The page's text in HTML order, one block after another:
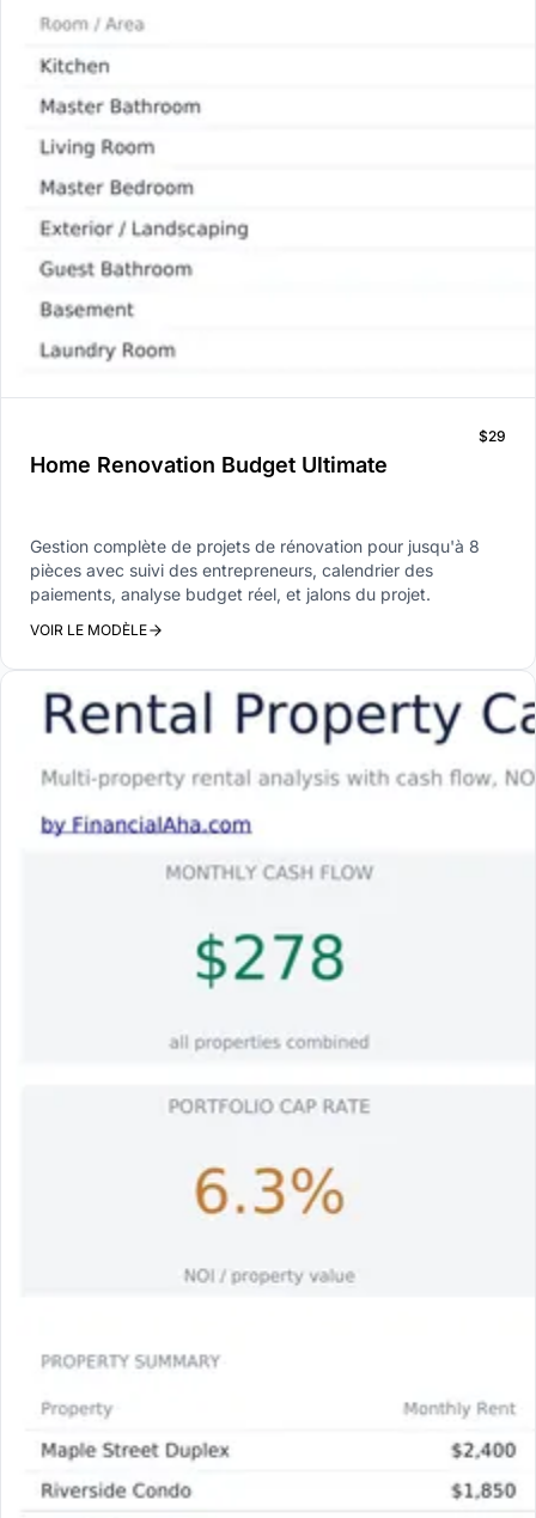
Home Renovation Budget Ultimate
$29
Gestion complète de projets de rénovation pour jusqu'à 8
pièces avec suivi des entrepreneurs, calendrier des
paiements, analyse budget réel, et jalons du projet.
VOIR LE MODÈLE